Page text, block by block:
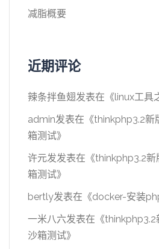
减脂概要
近期评论
辣条拌鱼翅发表在《linux工具
admin发表在《thinkphp3.2新
箱测试》
许元发发表在《thinkphp3.2新
箱测试》
bertly发表在《docker-安装
一米八六发表在《thinkphp3.2
沙箱测试》